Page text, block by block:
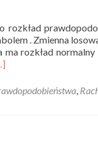
rozkład
. Zmienna
rozkład
,